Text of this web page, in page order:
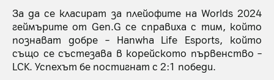
За да се класират за плейофите на Worlds 2024
геймърите от Gen.G се справиха с тим, който
познават добре – Hanwha Life Esports, който
също се състезава в корейското първенство –
LCK. Успехът бе постигнат с 2:1 победи.